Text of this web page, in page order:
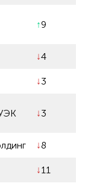
↑9
↓4
↓3
↓3
↓8
↓11